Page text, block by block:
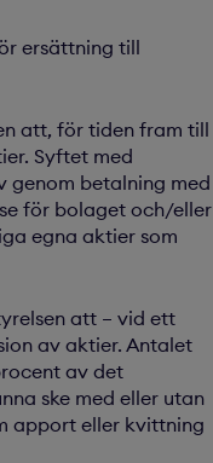
ersättning till
att, för tiden fram till
Syftet med
betalning med
för bolaget och/eller
egna aktier som
att – vid ett
av aktier. Antalet
av det
ske med eller utan
apport eller kvittning